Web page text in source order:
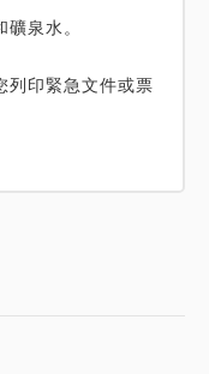
泉水。
列印緊急文件或票